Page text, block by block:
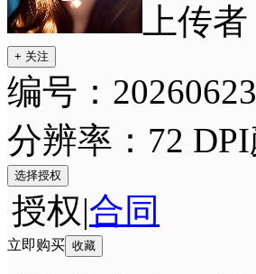
上传者
+ 关注
编号：
分辨率：72 DPI
选择授权
授权|合同
立即购买 收藏